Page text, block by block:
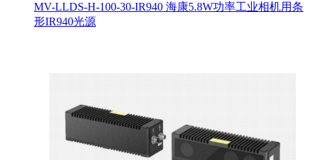
MV-LLDS-H-100-30-IR940 海康5.8W功率工业相机用条
形IR940光源